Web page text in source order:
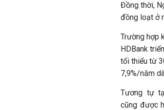
Đồng thời,
đồng loạt ở
Trường hợp
HDBank
tối thiểu từ
7,9%/năm
Tương tự
cũng được